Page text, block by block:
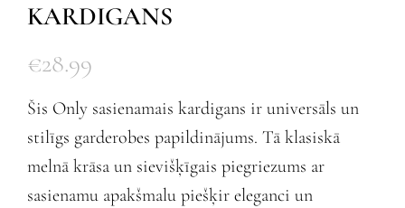
KARDIGANS
€28.99
Šis Only sasienamais kardigans ir universāls un
stilīgs garderobes papildinājums. Tā klasiskā
melnā krāsa un sievišķīgais piegriezums ar
sasienamu apakšmalu piešķir eleganci un